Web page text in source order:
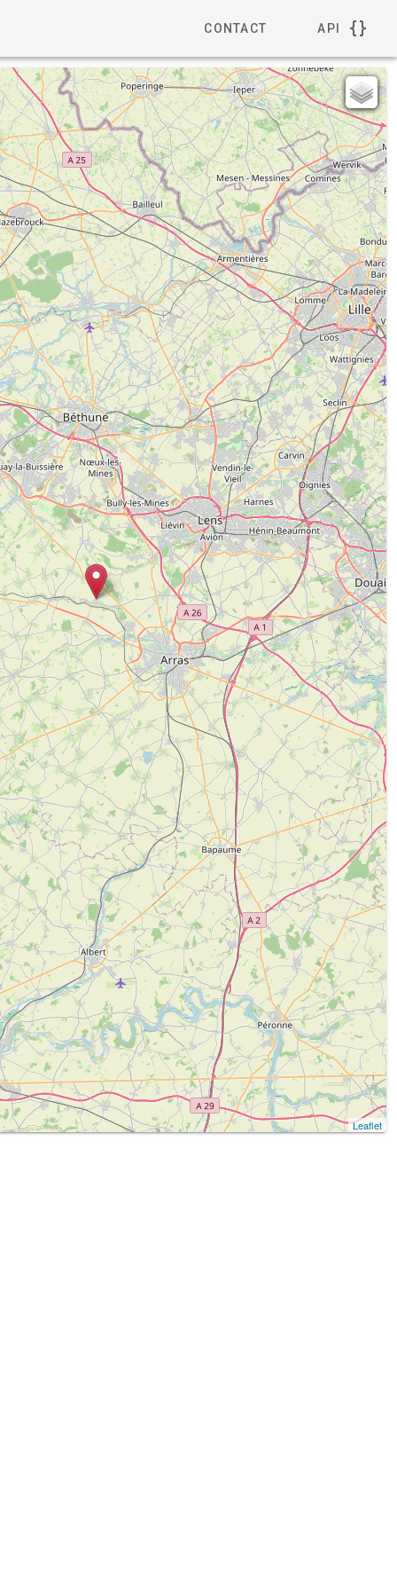
CONTACT API
279
278
Carte topographique IGN
Parcelles cadastralles 2008-2013
Etat major 40
Carte de Cassini
Open Street Map
32
Leaflet